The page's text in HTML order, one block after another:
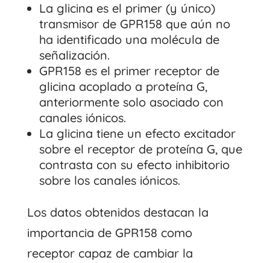
La glicina es el primer (y único)
transmisor de GPR158 que aún no
ha identificado una molécula de
señalización.
GPR158 es el primer receptor de
glicina acoplado a proteína G,
anteriormente solo asociado con
canales iónicos.
La glicina tiene un efecto excitador
sobre el receptor de proteína G, que
contrasta con su efecto inhibitorio
sobre los canales iónicos.
Los datos obtenidos destacan la
importancia de GPR158 como
receptor capaz de cambiar la